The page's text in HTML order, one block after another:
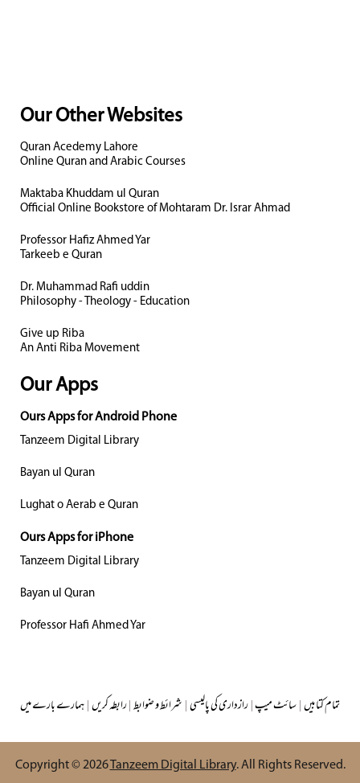
Our Other Websites
Quran Acedemy Lahore
Online Quran and Arabic Courses
Maktaba Khuddam ul Quran
Official Online Bookstore of Mohtaram Dr. Israr Ahmad
Professor Hafiz Ahmed Yar
Tarkeeb e Quran
Dr. Muhammad Rafi uddin
Philosophy - Theology - Education
Give up Riba
An Anti Riba Movement
Our Apps
Ours Apps for Android Phone
Tanzeem Digital Library
Bayan ul Quran
Lughat o Aerab e Quran
Ours Apps for iPhone
Tanzeem Digital Library
Bayan ul Quran
Professor Hafi Ahmed Yar
ہمارے بارے میں|رابطہ کریں|شرائط و ضوابط|رازداری کی پالیسی|سائٹ میپ|تمام کتابیں
Copyright © 2026Tanzeem Digital Library. All Rights Reserved.